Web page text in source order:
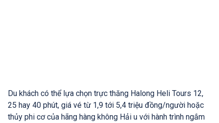
Du khách có thể lựa chọn trực thăng Halong Heli Tours 12,
25 hay 40 phút, giá vé từ 1,9 tới 5,4 triệu đồng/người hoặc
thủy phi cơ của hãng hàng không Hải u với hành trình ngắm